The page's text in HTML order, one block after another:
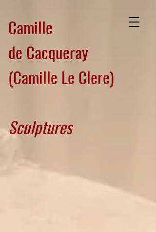
Camille
de Cacqueray
(Camille Le Clere)
Sculptures